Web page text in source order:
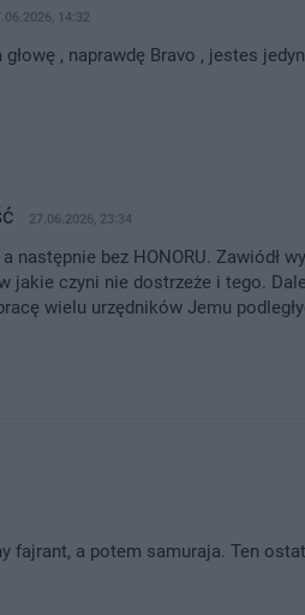
14:32
głowę , naprawdę Bravo , jestes
27.06.2026, 23:34
a następnie bez HONORU.
jakie czyni nie dostrzeże i tego.
wielu urzędników Jemu
fajrant, a potem samuraja. Ten